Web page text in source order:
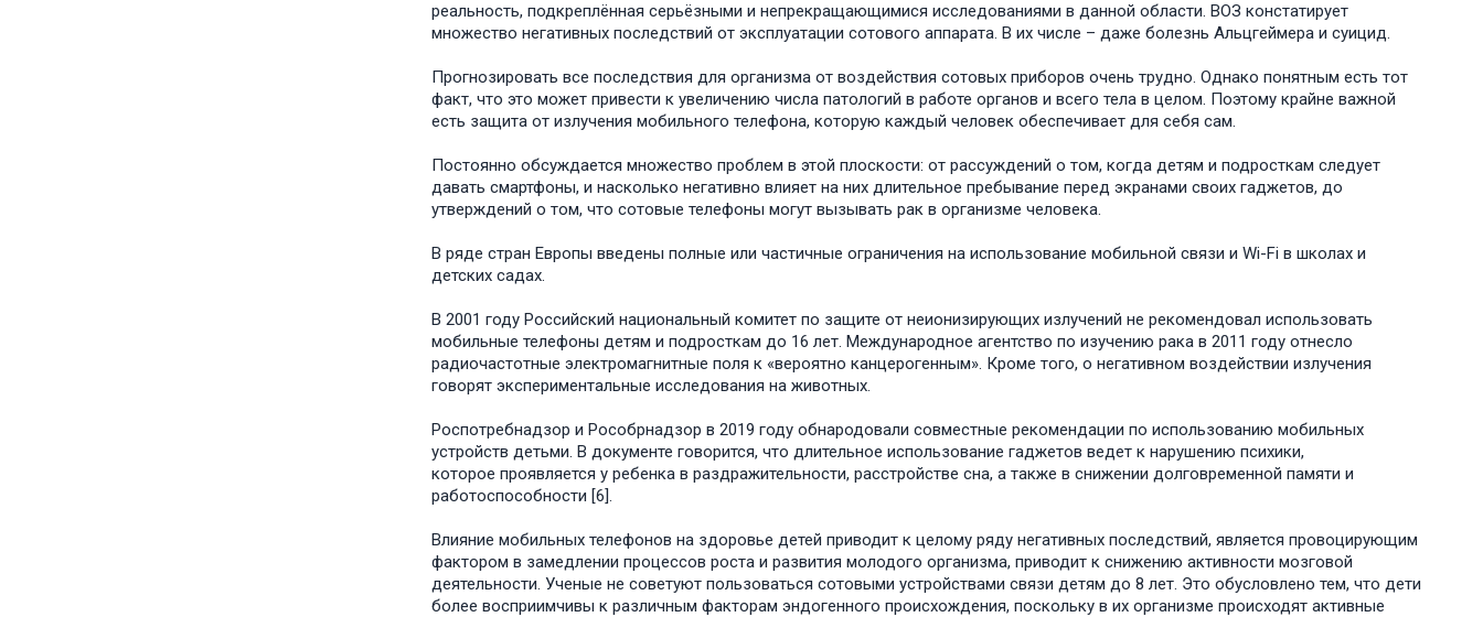
реальность, подкреплённая серьёзными и непрекращающимися исследованиями в данной области. ВОЗ констатирует
множество негативных последствий от эксплуатации сотового аппарата. В их числе – даже болезнь Альцгеймера и суицид.
Прогнозировать все последствия для организма от воздействия сотовых приборов очень трудно. Однако понятным есть тот
факт, что это может привести к увеличению числа патологий в работе органов и всего тела в целом. Поэтому крайне важной
есть защита от излучения мобильного телефона, которую каждый человек обеспечивает для себя сам.
Постоянно обсуждается множество проблем в этой плоскости: от рассуждений о том, когда детям и подросткам следует
давать смартфоны, и насколько негативно влияет на них длительное пребывание перед экранами своих гаджетов, до
утверждений о том, что сотовые телефоны могут вызывать рак в организме человека.
В ряде стран Европы введены полные или частичные ограничения на использование мобильной связи и Wi-Fi в школах и
детских садах.
В 2001 году Российский национальный комитет по защите от неионизирующих излучений не рекомендовал использовать
мобильные телефоны детям и подросткам до 16 лет. Международное агентство по изучению рака в 2011 году отнесло
радиочастотные электромагнитные поля к «вероятно канцерогенным». Кроме того, о негативном воздействии излучения
говорят экспериментальные исследования на животных.
Роспотребнадзор и Рособрнадзор в 2019 году обнародовали совместные рекомендации по использованию мобильных
устройств детьми. В документе говорится, что длительное использование гаджетов ведет к нарушению психики,
которое проявляется у ребенка в раздражительности, расстройстве сна, а также в снижении долговременной памяти и
работоспособности [6].
Влияние мобильных телефонов на здоровье детей приводит к целому ряду негативных последствий, является провоцирующим
фактором в замедлении процессов роста и развития молодого организма, приводит к снижению активности мозговой
деятельности. Ученые не советуют пользоваться сотовыми устройствами связи детям до 8 лет. Это обусловлено тем, что дети
более восприимчивы к различным факторам эндогенного происхождения, поскольку в их организме происходят активные